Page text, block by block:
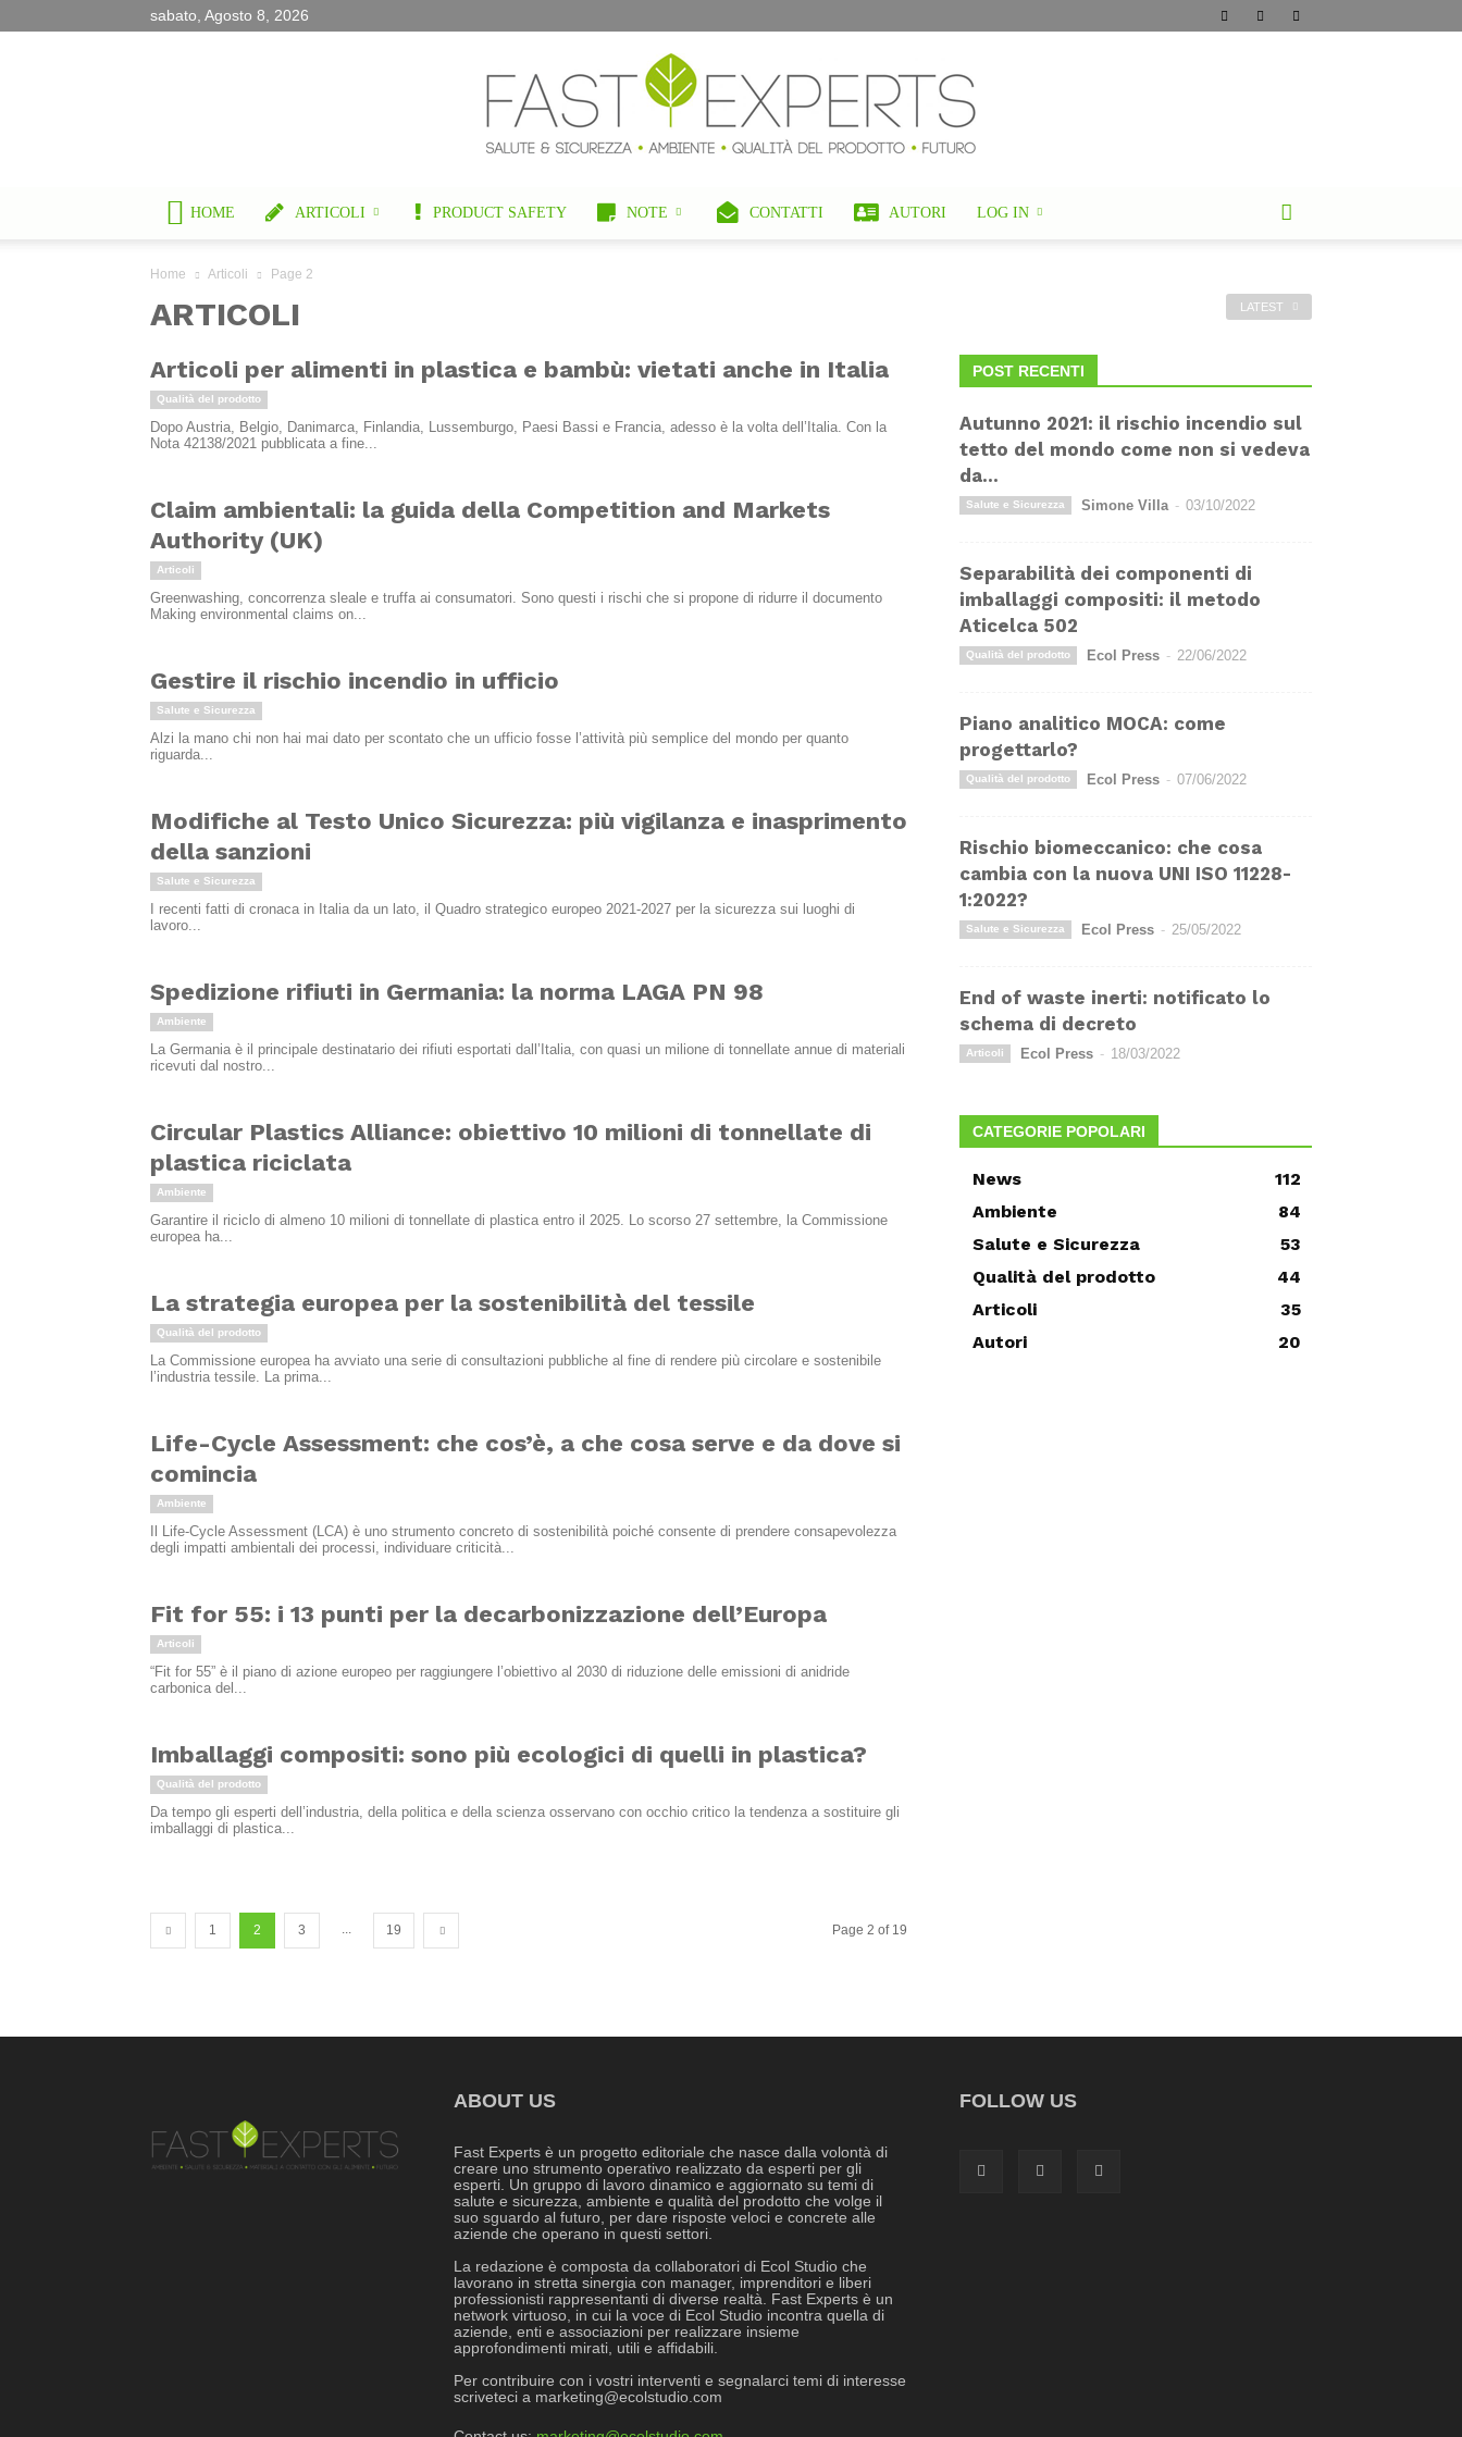
sabato, Agosto 8, 2026
FastExperts
Blog
HOME ARTICOLI PRODUCT SAFETY NOTE CONTATTI AUTORI LOG IN
Home Articoli Page 2
ARTICOLI LATEST
Articoli per alimenti in plastica e bambù: vietati anche in Italia
Qualità del prodotto
Dopo Austria, Belgio, Danimarca, Finlandia, Lussemburgo, Paesi Bassi e Francia, adesso è la volta dell’Italia. Con la
Nota 42138/2021 pubblicata a fine...
Claim ambientali: la guida della Competition and Markets
Authority (UK)
Articoli
Greenwashing, concorrenza sleale e truffa ai consumatori. Sono questi i rischi che si propone di ridurre il documento
Making environmental claims on...
Gestire il rischio incendio in ufficio
Salute e Sicurezza
Alzi la mano chi non hai mai dato per scontato che un ufficio fosse l’attività più semplice del mondo per quanto
riguarda...
Modifiche al Testo Unico Sicurezza: più vigilanza e inasprimento
della sanzioni
Salute e Sicurezza
I recenti fatti di cronaca in Italia da un lato, il Quadro strategico europeo 2021-2027 per la sicurezza sui luoghi di
lavoro...
Spedizione rifiuti in Germania: la norma LAGA PN 98
Ambiente
La Germania è il principale destinatario dei rifiuti esportati dall’Italia, con quasi un milione di tonnellate annue di materiali
ricevuti dal nostro...
Circular Plastics Alliance: obiettivo 10 milioni di tonnellate di
plastica riciclata
Ambiente
Garantire il riciclo di almeno 10 milioni di tonnellate di plastica entro il 2025. Lo scorso 27 settembre, la Commissione
europea ha...
La strategia europea per la sostenibilità del tessile
Qualità del prodotto
La Commissione europea ha avviato una serie di consultazioni pubbliche al fine di rendere più circolare e sostenibile
l’industria tessile. La prima...
Life-Cycle Assessment: che cos’è, a che cosa serve e da dove si
comincia
Ambiente
Il Life-Cycle Assessment (LCA) è uno strumento concreto di sostenibilità poiché consente di prendere consapevolezza
degli impatti ambientali dei processi, individuare criticità...
Fit for 55: i 13 punti per la decarbonizzazione dell’Europa
Articoli
“Fit for 55” è il piano di azione europeo per raggiungere l’obiettivo al 2030 di riduzione delle emissioni di anidride
carbonica del...
Imballaggi compositi: sono più ecologici di quelli in plastica?
Qualità del prodotto
Da tempo gli esperti dell’industria, della politica e della scienza osservano con occhio critico la tendenza a sostituire gli
imballaggi di plastica...
1 2 3 ... 19 Page 2 of 19
POST RECENTI
Autunno 2021: il rischio incendio sul
tetto del mondo come non si vedeva
da...
Salute e Sicurezza Simone Villa - 03/10/2022
Separabilità dei componenti di
imballaggi compositi: il metodo
Aticelca 502
Qualità del prodotto Ecol Press - 22/06/2022
Piano analitico MOCA: come
progettarlo?
Qualità del prodotto Ecol Press - 07/06/2022
Rischio biomeccanico: che cosa
cambia con la nuova UNI ISO 11228-
1:2022?
Salute e Sicurezza Ecol Press - 25/05/2022
End of waste inerti: notificato lo
schema di decreto
Articoli Ecol Press - 18/03/2022
CATEGORIE POPOLARI
News
112
Ambiente
84
Salute e Sicurezza
53
Qualità del prodotto
44
Articoli
35
Autori
20
ABOUT US
Fast Experts è un progetto editoriale che nasce dalla volontà di
creare uno strumento operativo realizzato da esperti per gli
esperti. Un gruppo di lavoro dinamico e aggiornato su temi di
salute e sicurezza, ambiente e qualità del prodotto che volge il
suo sguardo al futuro, per dare risposte veloci e concrete alle
aziende che operano in questi settori.
La redazione è composta da collaboratori di Ecol Studio che
lavorano in stretta sinergia con manager, imprenditori e liberi
professionisti rappresentanti di diverse realtà. Fast Experts è un
network virtuoso, in cui la voce di Ecol Studio incontra quella di
aziende, enti e associazioni per realizzare insieme
approfondimenti mirati, utili e affidabili.
Per contribuire con i vostri interventi e segnalarci temi di interesse
scriveteci a marketing@ecolstudio.com
FOLLOW US